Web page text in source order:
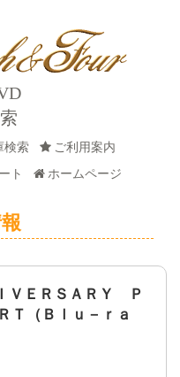
検索
ご利用案内
ト ホームページ
ＥＲＳＡＲＹ Ｐ
Ｔ（Ｂｌｕ－ｒａ